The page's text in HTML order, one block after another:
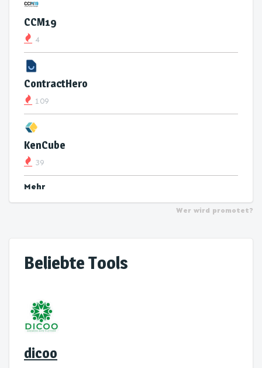
CCM19
4
ContractHero
109
KenCube
39
Mehr
Wer wird promotet?
Beliebte Tools
dicoo